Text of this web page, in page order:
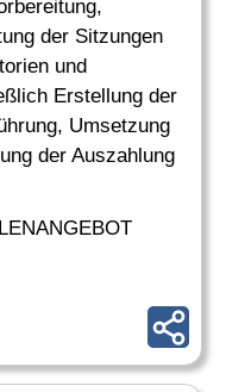
der Sitzungen
und
Erstellung der
Umsetzung
der Auszahlung